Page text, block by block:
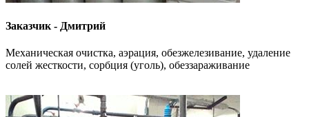
Заказчик - Дмитрий
Механическая очистка, аэрация, обезжелезивание, удаление
солей жесткости, сорбция (уголь), обеззараживание